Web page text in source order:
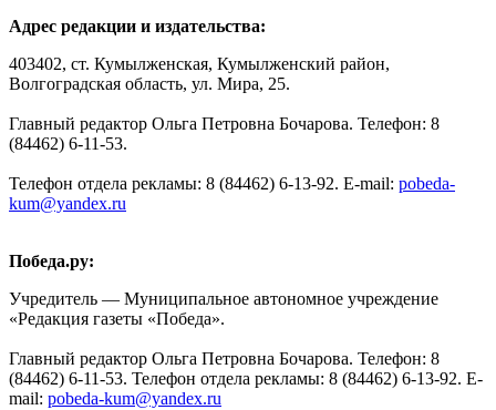
Адрес редакции и издательства:
403402, ст. Кумылженская, Кумылженский район,
Волгоградская область, ул. Мира, 25.
Главный редактор Ольга Петровна Бочарова. Телефон: 8
(84462) 6-11-53.
Телефон отдела рекламы: 8 (84462) 6-13-92. E-mail: pobeda-
kum@yandex.ru
Победа.ру:
Учредитель — Муниципальное автономное учреждение
«Редакция газеты «Победа».
Главный редактор Ольга Петровна Бочарова. Телефон: 8
(84462) 6-11-53. Телефон отдела рекламы: 8 (84462) 6-13-92. E-
mail: pobeda-kum@yandex.ru